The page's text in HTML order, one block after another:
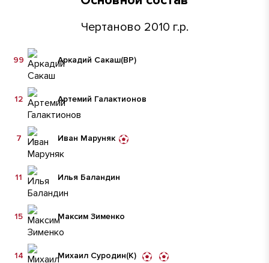
Чертаново 2010 г.р.
Аркадий Сакаш(ВР)
99
Артемий Галактионов
12
Иван Маруняк
7
Илья Баландин
11
Максим Зименко
15
Михаил Суродин(К)
14